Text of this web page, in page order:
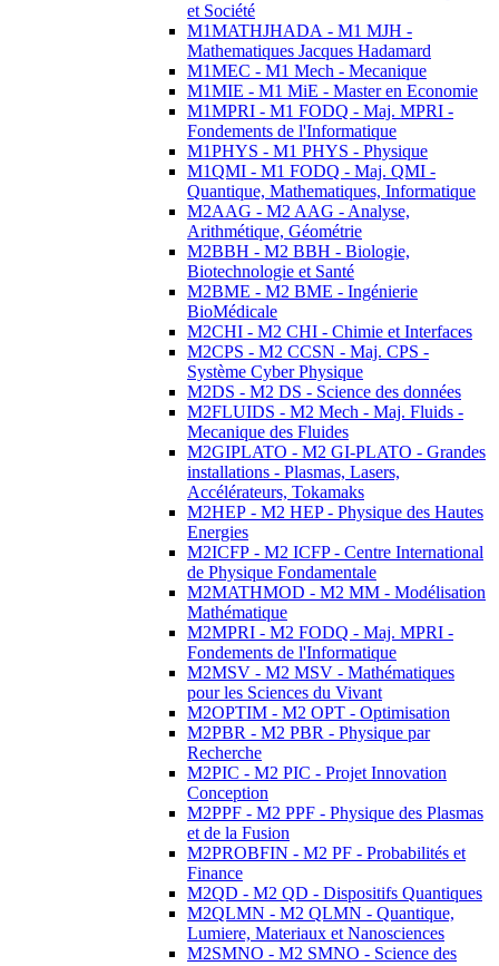
et Société
M1MATHJHADA - M1 MJH -
Mathematiques Jacques Hadamard
M1MEC - M1 Mech - Mecanique
M1MIE - M1 MiE - Master en Economie
M1MPRI - M1 FODQ - Maj. MPRI -
Fondements de l'Informatique
M1PHYS - M1 PHYS - Physique
M1QMI - M1 FODQ - Maj. QMI -
Quantique, Mathematiques, Informatique
M2AAG - M2 AAG - Analyse,
Arithmétique, Géométrie
M2BBH - M2 BBH - Biologie,
Biotechnologie et Santé
M2BME - M2 BME - Ingénierie
BioMédicale
M2CHI - M2 CHI - Chimie et Interfaces
M2CPS - M2 CCSN - Maj. CPS -
Système Cyber Physique
M2DS - M2 DS - Science des données
M2FLUIDS - M2 Mech - Maj. Fluids -
Mecanique des Fluides
M2GIPLATO - M2 GI-PLATO - Grandes
installations - Plasmas, Lasers,
Accélérateurs, Tokamaks
M2HEP - M2 HEP - Physique des Hautes
Energies
M2ICFP - M2 ICFP - Centre International
de Physique Fondamentale
M2MATHMOD - M2 MM - Modélisation
Mathématique
M2MPRI - M2 FODQ - Maj. MPRI -
Fondements de l'Informatique
M2MSV - M2 MSV - Mathématiques
pour les Sciences du Vivant
M2OPTIM - M2 OPT - Optimisation
M2PBR - M2 PBR - Physique par
Recherche
M2PIC - M2 PIC - Projet Innovation
Conception
M2PPF - M2 PPF - Physique des Plasmas
et de la Fusion
M2PROBFIN - M2 PF - Probabilités et
Finance
M2QD - M2 QD - Dispositifs Quantiques
M2QLMN - M2 QLMN - Quantique,
Lumiere, Materiaux et Nanosciences
M2SMNO - M2 SMNO - Science des